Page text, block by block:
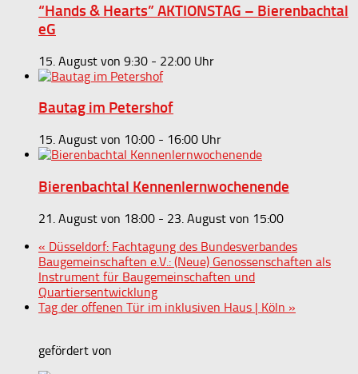
“Hands & Hearts” AKTIONSTAG – Bierenbachtal
eG
15. August von 9:30 - 22:00
Bautag im Petershof
15. August von 10:00 - 16:00
Bierenbachtal Kennenlernwochenende
21. August von 18:00 - 23. August von 15:00
« Düsseldorf: Fachtagung des Bundesverbandes
Baugemeinschaften e.V.: (Neue) Genossenschaften als
Instrument für Baugemeinschaften und
Quartiersentwicklung
Tag der offenen Tür im inklusiven Haus | Köln »
gefördert von